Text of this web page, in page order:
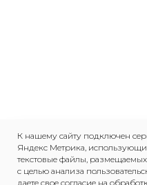
К нашему сайту подключен
Яндекс Метрика,
текстовые файлы,
с целью анализа
даете свое согласие на